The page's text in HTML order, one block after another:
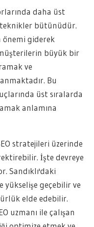
daha üst
bütünüdür.
önemi giderek
büyük bir
ve
Bu
üst sıralarda
anlamına
stratejileri üzerinde
İşte devreye
Sandıklı'daki
yükselişe geçebilir ve
elde edebilir.
uzmanı ile çalışan